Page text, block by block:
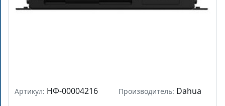
Артикул: НФ-00004216 Производитель: Dahua